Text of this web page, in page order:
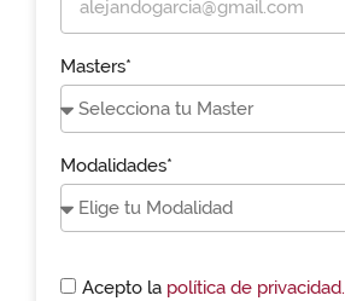
Masters*
Modalidades*
Acepto la política de privacidad.